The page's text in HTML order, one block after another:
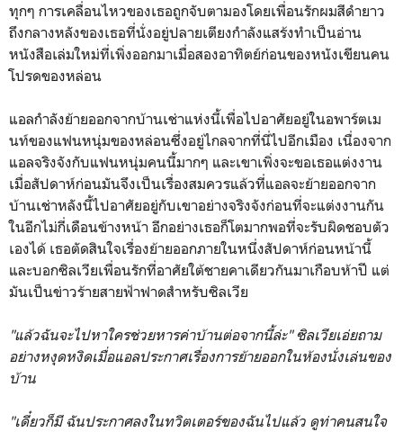
ทุกๆ การเคลื่อนไหวของเธอถูกจับตามองโดยเพื่อนรักผมสีดำยาว
ถึงกลางหลังของเธอที่นั่งอยู่ปลายเตียงกำลังแสร้งทำเป็นอ่าน
หนังสือเล่มใหม่ที่เพิ่งออกมาเมื่อสองอาทิตย์ก่อนของหนังเขียนคน
โปรดของหล่อน
แอลกำลังย้ายออกจากบ้านเช่าแห่งนี้เพื่อไปอาศัยอยู่ในอพาร์ตเม
นท์ของแฟนหนุ่มของหล่อนซึ่งอยู่ไกลจากที่นี่ไปอีกเมือง เนื่องจาก
แอลจริงจังกับแฟนหนุ่มคนนี้มากๆ และเขาเพิ่งจะขอเธอแต่งงาน
เมื่อสัปดาห์ก่อนมันจึงเป็นเรื่องสมควรแล้วที่แอลจะย้ายออกจาก
บ้านเช่าหลังนี้ไปอาศัยอยู่กับเขาอย่างจริงจังก่อนที่จะแต่งงานกัน
ในอีกไม่กี่เดือนข้างหน้า อีกอย่างเธอก็โตมากพอที่จะรับผิดชอบตัว
เองได้ เธอตัดสินใจเรื่องย้ายออกภายในหนึ่งสัปดาห์ก่อนหน้านี้
และบอกซิลเวียเพื่อนรักที่อาศัยใต้ชายคาเดียวกันมาเกือบห้าปี แต่
มันเป็นข่าวร้ายสายฟ้าฟาดสำหรับซิลเวีย
"แล้วฉันจะไปหาใครช่วยหารค่าบ้านต่อจากนี้ล่ะ" ซิลเวียเอ่ยถาม
อย่างหงุดหงิดเมื่อแอลประกาศเรื่องการย้ายออกในห้องนั่งเล่นของ
บ้าน
"เดี๋ยวก็มี ฉันประกาศลงในทวิตเตอร์ของฉันไปแล้ว ดูท่าคนสนใจ